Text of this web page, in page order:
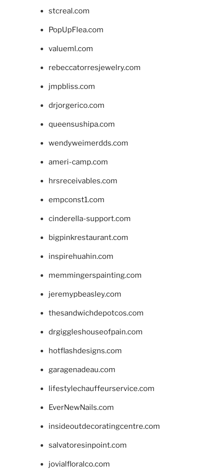
stcreal.com
PopUpFlea.com
valueml.com
rebeccatorresjewelry.com
jmpbliss.com
drjorgerico.com
queensushipa.com
wendyweimerdds.com
ameri-camp.com
hrsreceivables.com
empconst1.com
cinderella-support.com
bigpinkrestaurant.com
inspirehuahin.com
memmingerspainting.com
jeremypbeasley.com
thesandwichdepotcos.com
drgiggleshouseofpain.com
hotflashdesigns.com
garagenadeau.com
lifestylechauffeurservice.com
EverNewNails.com
insideoutdecoratingcentre.com
salvatoresinpoint.com
jovialfloralco.com